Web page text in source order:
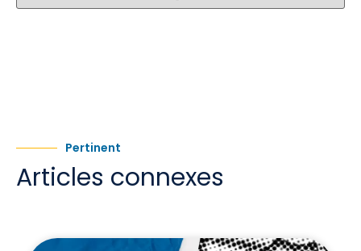
Pertinent
Articles connexes